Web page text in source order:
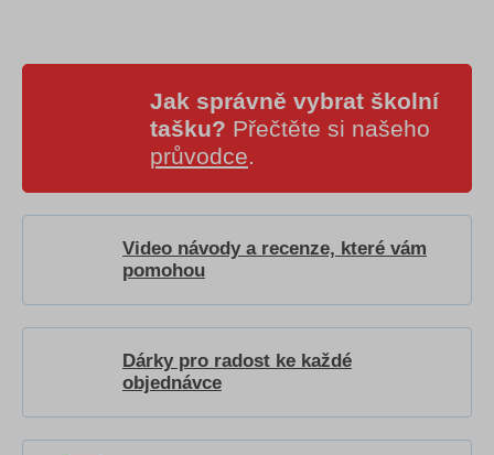
Jak správně vybrat školní
tašku? Přečtěte si našeho
průvodce.
Video návody a recenze, které vám
pomohou
Dárky pro radost ke každé
objednávce